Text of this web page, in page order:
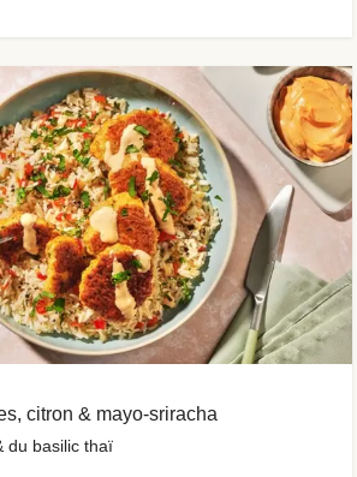
citron & mayo-sriracha
du basilic thaï